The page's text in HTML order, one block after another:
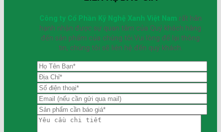
Công ty Cổ Phần Kỹ Nghệ Xanh Việt Nam rất hân
hạnh nhận được sự quan tâm của Quý khách hàng
đến sản phẩm của chúng tôi.Vui lòng để lại thông
tin, chúng tôi sẽ liên hệ đến quý khách.